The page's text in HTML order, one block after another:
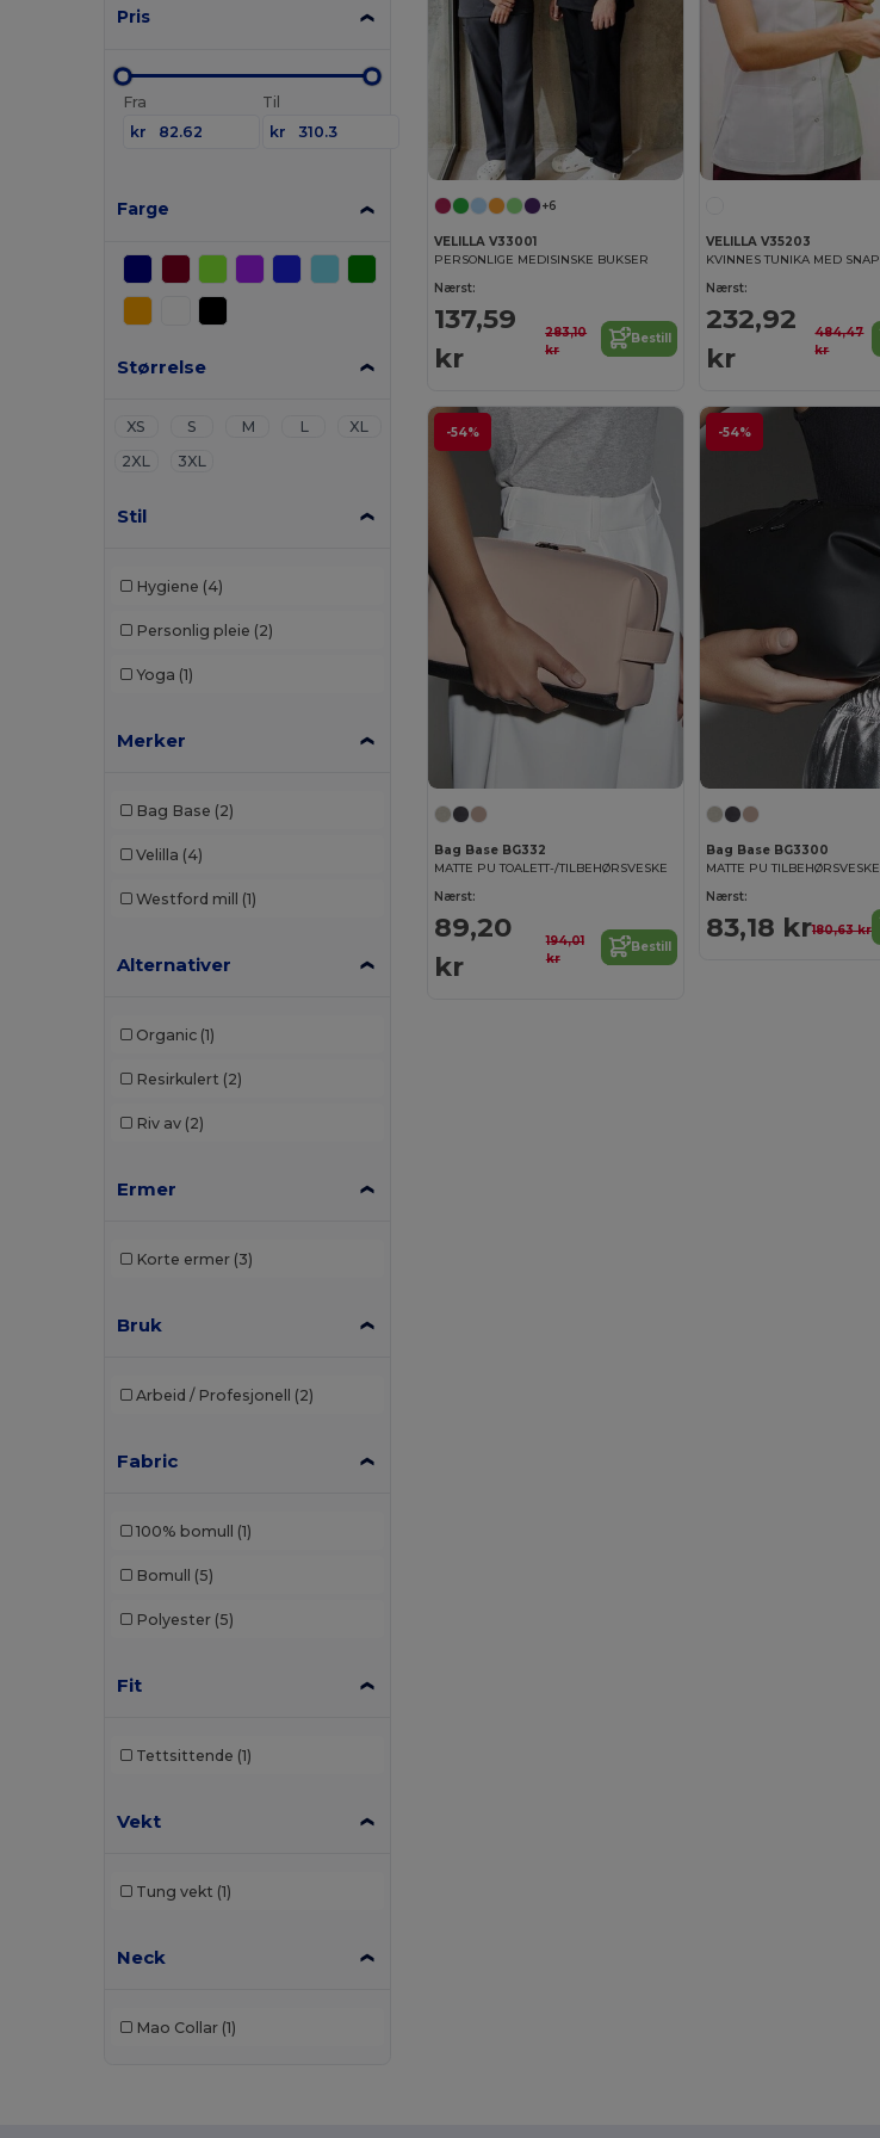
Pris
Fra
kr
Til
kr
Farge
Størrelse
XS S M L
XL
2XL
3XL
Stil
Hygiene (4)
Personlig pleie (2)
Yoga (1)
Merker
Bag Base (2)
Velilla (4)
Westford mill (1)
Alternativer
Organic (1)
Resirkulert (2)
Riv av (2)
Ermer
Korte ermer (3)
Bruk
Arbeid / Profesjonell (2)
Fabric
100% bomull (1)
Bomull (5)
Polyester (5)
Fit
Tettsittende (1)
Vekt
Tung vekt (1)
Neck
Mao Collar (1)
+6
VELILLA V33001
PERSONLIGE MEDISINSKE BUKSER
Nærst:
137,59
kr
283,10
kr
Bestill
VELILLA V35203
Nærst:
232,92
kr
484,47
kr
-54%
Bag Base BG332
MATTE PU TOALETT-/TILBEHØRSVESKE
Nærst:
89,20
kr
194,01
kr
Bestill
-54%
Bag Base BG3300
MATTE PU TILBEHØRSVESKE
Nærst:
83,18 kr180,63 kr